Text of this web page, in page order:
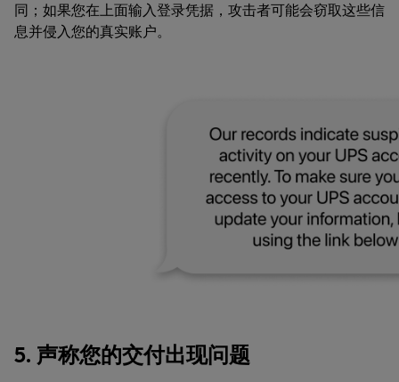
同；如果您在上面输入登录凭据，攻击者可能会窃取这些信
息并侵入您的真实账户。
5. 声称您的交付出现问题